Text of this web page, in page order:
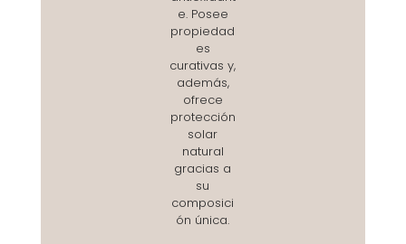
e. Posee
propiedad
es
curativas y,
además,
ofrece
protección
solar
natural
gracias a
su
composici
ón única.